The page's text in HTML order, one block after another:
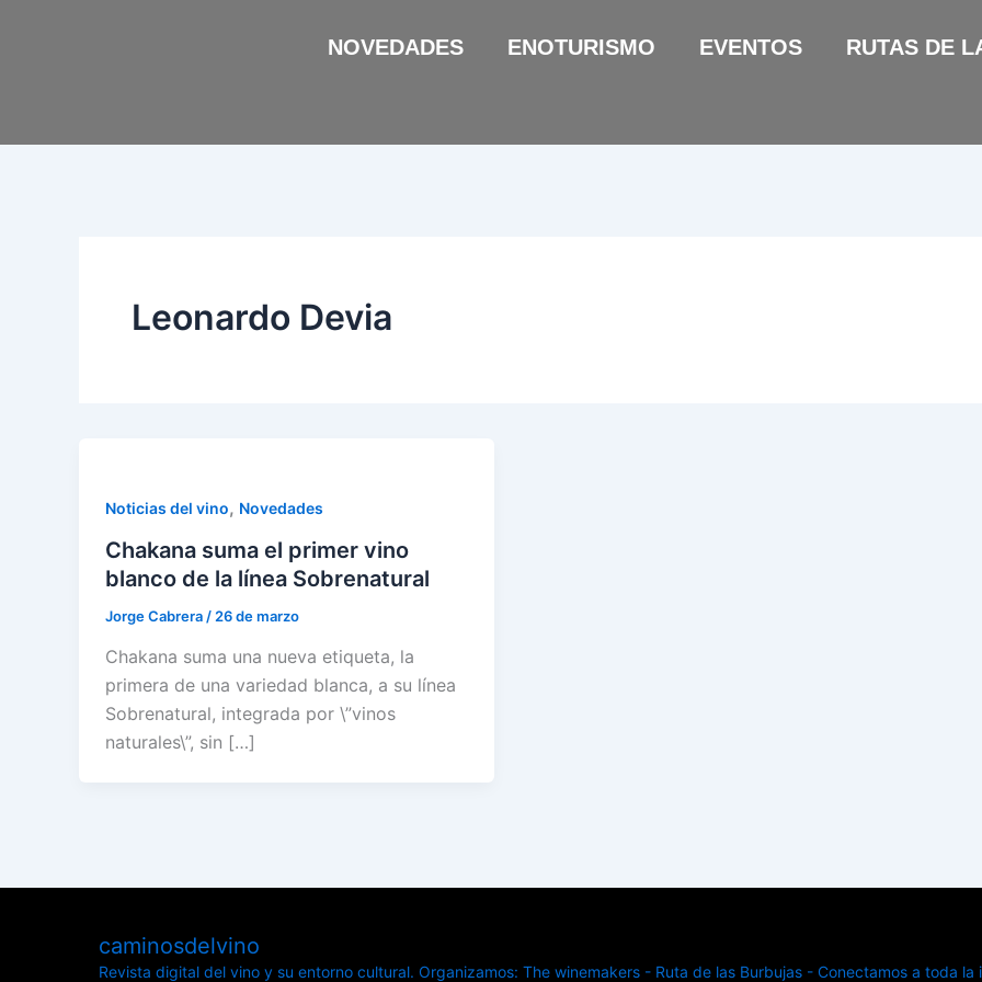
NOVEDADES ENOTURISMO EVENTOS RUTAS DE
Leonardo Devia
Noticias del vino, Novedades
Chakana suma el primer vino
blanco de la línea Sobrenatural
Jorge Cabrera / 26 de marzo
Chakana suma una nueva etiqueta, la
primera de una variedad blanca, a su línea
Sobrenatural, integrada por \”vinos
naturales\”, sin […]
caminosdelvino
Revista digital del vino y su entorno cultural. Organizamos: The winemakers - Ruta de las Burbujas - Conectamos a toda la